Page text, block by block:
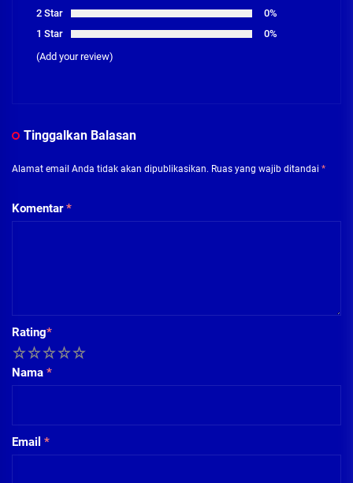
2 Star
0%
1 Star
0%
(Add your review)
Tinggalkan Balasan
Alamat email Anda tidak akan dipublikasikan. Ruas yang wajib ditandai *
Komentar*
Rating*
5
4
3
2
Nama *
Email *